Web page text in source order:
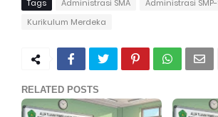
Tags Administrasi SMA
Administrasi SMP-
Kurikulum Merdeka
RELATED POSTS